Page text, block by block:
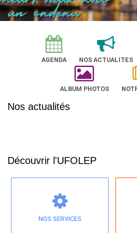
AGENDA NOS ACTUALITES
ALBUM PHOTOS
Nos actualités
Découvrir l'UFOLEP
NOS SERVICES